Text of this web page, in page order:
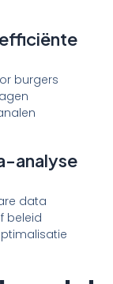
burgers
data
beleid